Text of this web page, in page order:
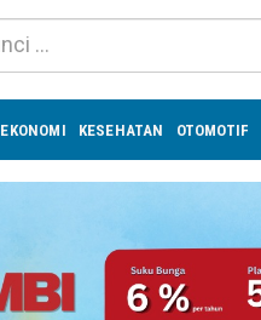
EKONOMI KESEHATAN OTOMOTIF